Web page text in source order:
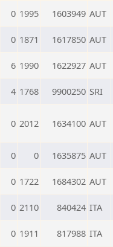
0 1995 1603949 AUT
0 1871 1617850 AUT
6 1990 1622927 AUT
4 1768 9900250 SRI
0 2012 1634100 AUT
0 0 1635875 AUT
0 1722 1684302 AUT
0 2110 840424 ITA
0 1911 817988 ITA